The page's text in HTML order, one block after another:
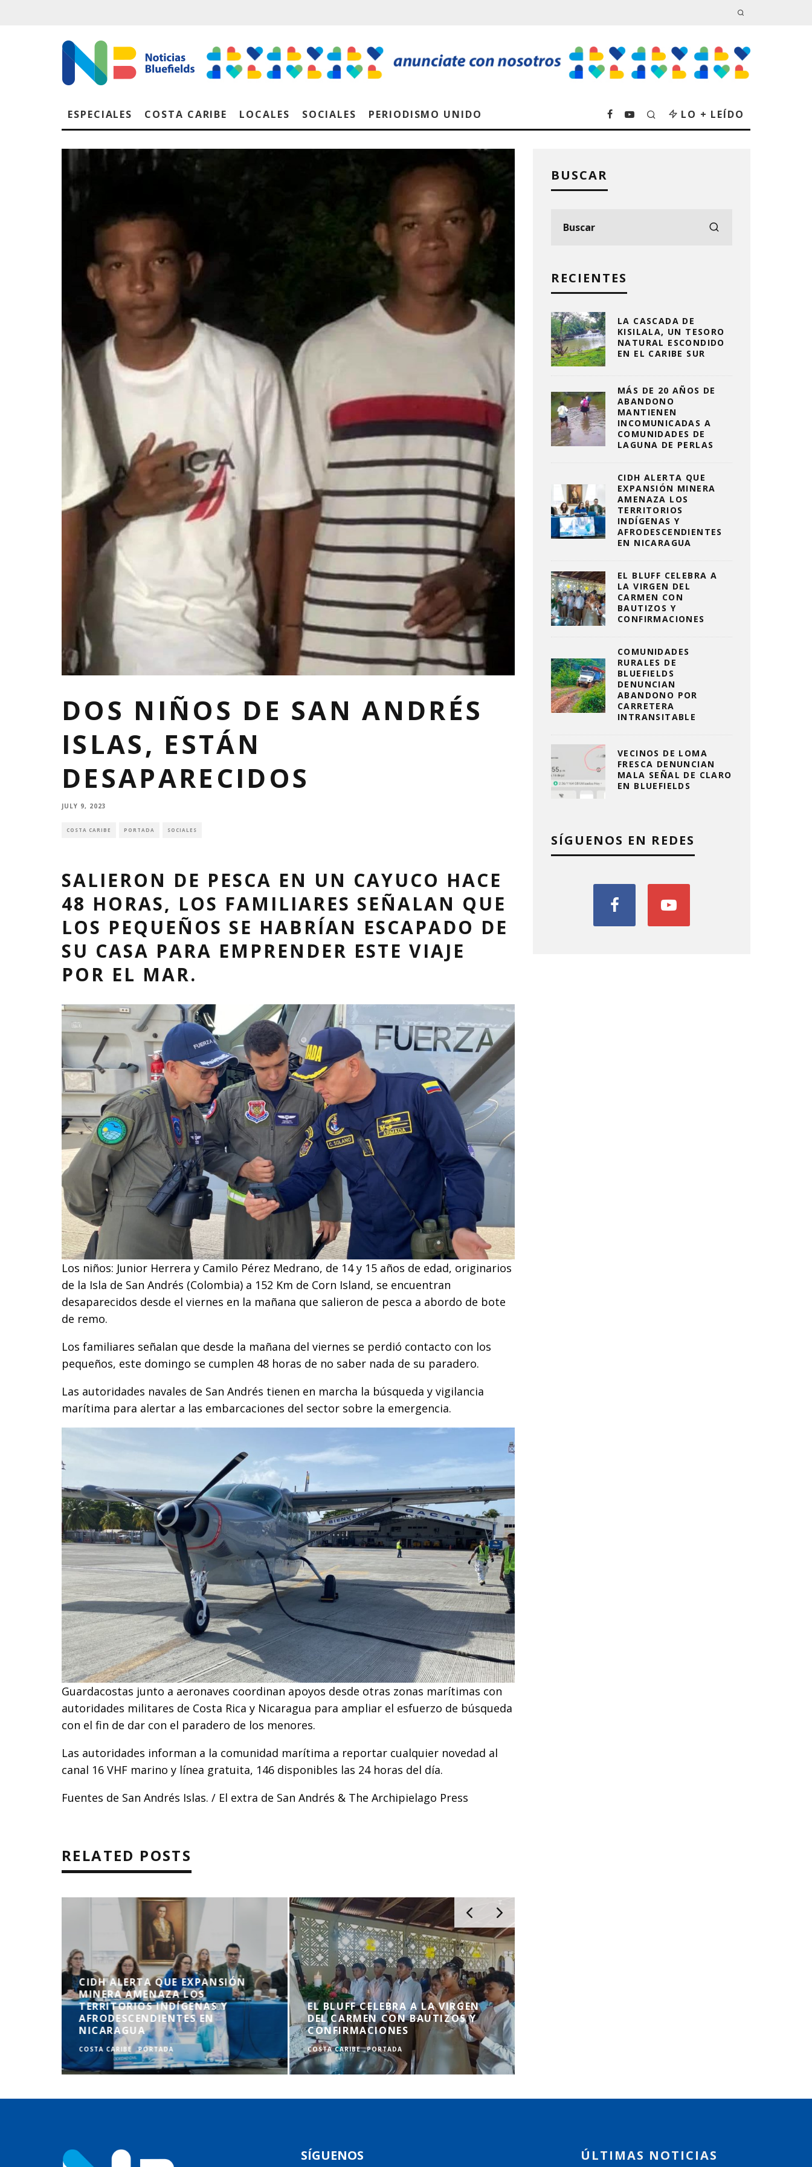
ESPECIALES COSTA CARIBE LOCALES SOCIALES PERIODISMO UNIDO LO + LEÍDO
DOS NIÑOS DE SAN ANDRÉS
ISLAS, ESTÁN
DESAPARECIDOS
JULY 9, 2023
COSTA CARIBE PORTADA SOCIALES
SALIERON DE PESCA EN UN CAYUCO HACE
48 HORAS, LOS FAMILIARES SEÑALAN QUE
LOS PEQUEÑOS SE HABRÍAN ESCAPADO DE
SU CASA PARA EMPRENDER ESTE VIAJE
POR EL MAR.
Los niños: Junior Herrera y Camilo Pérez Medrano, de 14 y 15 años de edad, originarios
de la Isla de San Andrés (Colombia) a 152 Km de Corn Island, se encuentran
desaparecidos desde el viernes en la mañana que salieron de pesca a abordo de bote
de remo.
Los familiares señalan que desde la mañana del viernes se perdió contacto con los
pequeños, este domingo se cumplen 48 horas de no saber nada de su paradero.
Las autoridades navales de San Andrés tienen en marcha la búsqueda y vigilancia
marítima para alertar a las embarcaciones del sector sobre la emergencia.
Guardacostas junto a aeronaves coordinan apoyos desde otras zonas marítimas con
autoridades militares de Costa Rica y Nicaragua para ampliar el esfuerzo de búsqueda
con el fin de dar con el paradero de los menores.
Las autoridades informan a la comunidad marítima a reportar cualquier novedad al
canal 16 VHF marino y línea gratuita, 146 disponibles las 24 horas del día.
Fuentes de San Andrés Islas. / El extra de San Andrés & The Archipielago Press
RELATED POSTS
CIDH ALERTA QUE EXPANSIÓN
MINERA AMENAZA LOS
TERRITORIOS INDÍGENAS Y
AFRODESCENDIENTES EN
NICARAGUA
COSTA CARIBE PORTADA
EL BLUFF CELEBRA A LA VIRGEN
DEL CARMEN CON BAUTIZOS Y
CONFIRMACIONES
COSTA CARIBE PORTADA
BUSCAR
RECIENTES
LA CASCADA DE
KISILALA, UN TESORO
NATURAL ESCONDIDO
EN EL CARIBE SUR
MÁS DE 20 AÑOS DE
ABANDONO
MANTIENEN
INCOMUNICADAS A
COMUNIDADES DE
LAGUNA DE PERLAS
CIDH ALERTA QUE
EXPANSIÓN MINERA
AMENAZA LOS
TERRITORIOS
INDÍGENAS Y
AFRODESCENDIENTES
EN NICARAGUA
EL BLUFF CELEBRA A
LA VIRGEN DEL
CARMEN CON
BAUTIZOS Y
CONFIRMACIONES
COMUNIDADES
RURALES DE
BLUEFIELDS
DENUNCIAN
ABANDONO POR
CARRETERA
INTRANSITABLE
VECINOS DE LOMA
FRESCA DENUNCIAN
MALA SEÑAL DE CLARO
EN BLUEFIELDS
SÍGUENOS EN REDES
SÍGUENOS ÚLTIMAS NOTICIAS